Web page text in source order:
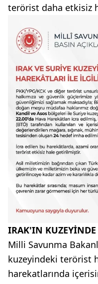
terörist daha etkisiz
IRAK'IN KUZEYİNDE
Milli Savunma
kuzeyindeki terörist
harekatlarında